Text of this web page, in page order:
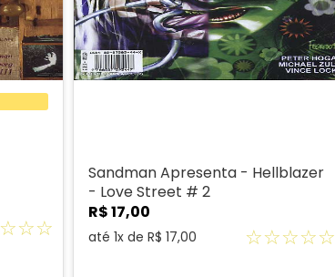
☆☆☆
Sandman Apresenta - Hellblazer
- Love Street # 2
R$17,00
até 1x de R$ 17,00 ☆☆☆☆☆